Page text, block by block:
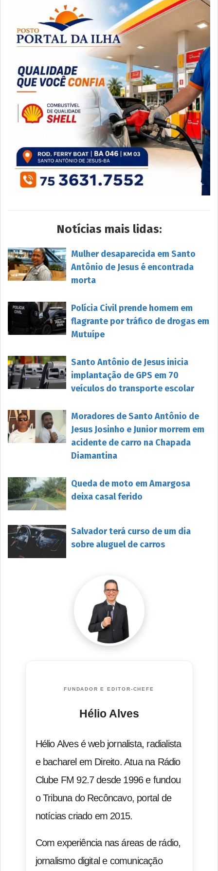
Notícias mais lidas:
Mulher desaparecida em Santo
Antônio de Jesus é encontrada
morta
Polícia Civil prende homem em
flagrante por tráfico de drogas em
Mutuípe
Santo Antônio de Jesus inicia
implantação de GPS em 70
veículos do transporte escolar
Moradores de Santo Antônio de
Jesus Josinho e Junior morrem em
acidente de carro na Chapada
Diamantina
Queda de moto em Amargosa
deixa casal ferido
Salvador terá curso de um dia
sobre aluguel de carros
FUNDADOR E EDITOR-CHEFE
Hélio Alves
Hélio Alves é web jornalista, radialista
e bacharel em Direito. Atua na Rádio
Clube FM 92.7 desde 1996 e fundou
o Tribuna do Recôncavo, portal de
notícias criado em 2015.
Com experiência nas áreas de rádio,
jornalismo digital e comunicação